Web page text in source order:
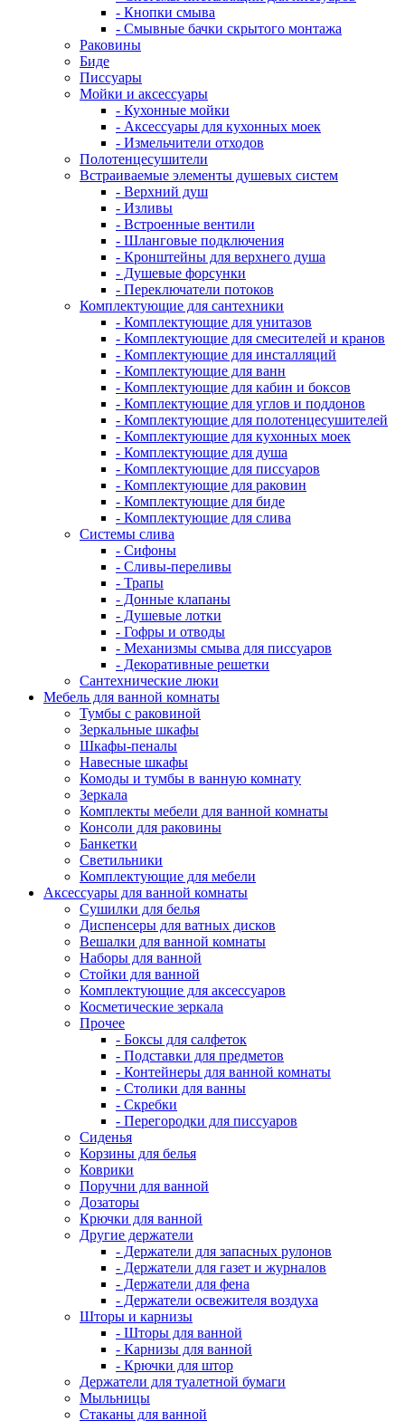
- Кнопки смыва
- Смывные бачки скрытого монтажа
Раковины
Биде
Писсуары
Мойки и аксессуары
- Кухонные мойки
- Аксессуары для кухонных моек
- Измельчители отходов
Полотенцесушители
Встраиваемые элементы душевых систем
- Верхний душ
- Изливы
- Встроенные вентили
- Шланговые подключения
- Кронштейны для верхнего душа
- Душевые форсунки
- Переключатели потоков
Комплектующие для сантехники
- Комплектующие для унитазов
- Комплектующие для смесителей и кранов
- Комплектующие для инсталляций
- Комплектующие для ванн
- Комплектующие для кабин и боксов
- Комплектующие для углов и поддонов
- Комплектующие для полотенцесушителей
- Комплектующие для кухонных моек
- Комплектующие для душа
- Комплектующие для писсуаров
- Комплектующие для раковин
- Комплектующие для биде
- Комплектующие для слива
Системы слива
- Сифоны
- Сливы-переливы
- Трапы
- Донные клапаны
- Душевые лотки
- Гофры и отводы
- Механизмы смыва для писсуаров
- Декоративные решетки
Сантехнические люки
Мебель для ванной комнаты
Тумбы с раковиной
Зеркальные шкафы
Шкафы-пеналы
Навесные шкафы
Комоды и тумбы в ванную комнату
Зеркала
Комплекты мебели для ванной комнаты
Консоли для раковины
Банкетки
Светильники
Комплектующие для мебели
Аксессуары для ванной комнаты
Сушилки для белья
Диспенсеры для ватных дисков
Вешалки для ванной комнаты
Наборы для ванной
Стойки для ванной
Комплектующие для аксессуаров
Косметические зеркала
Прочее
- Боксы для салфеток
- Подставки для предметов
- Контейнеры для ванной комнаты
- Столики для ванны
- Скребки
- Перегородки для писсуаров
Сиденья
Корзины для белья
Коврики
Поручни для ванной
Дозаторы
Крючки для ванной
Другие держатели
- Держатели для запасных рулонов
- Держатели для газет и журналов
- Держатели для фена
- Держатели освежителя воздуха
Шторы и карнизы
- Шторы для ванной
- Карнизы для ванной
- Крючки для штор
Держатели для туалетной бумаги
Мыльницы
Стаканы для ванной